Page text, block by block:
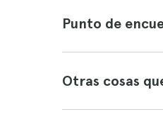
Punto de
Otras cosas